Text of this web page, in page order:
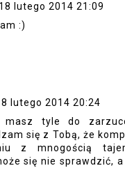
18 lutego 2014 21:09
:)
lutego 2014 20:24
masz tyle do
się z Tobą, że
z mnogością
się nie sprawdzić,